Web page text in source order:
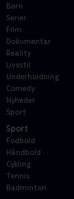
Børn
Serier
Film
Dokumentar
Reality
Livsstil
Underholdning
Comedy
Nyheder
Sport
Sport
Fodbold
Håndbold
Cykling
Tennis
Badminton